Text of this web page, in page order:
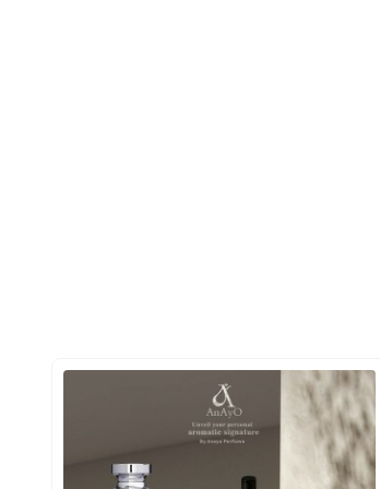
صحیح این نوع عطرها می تواند تاثیر بسیار